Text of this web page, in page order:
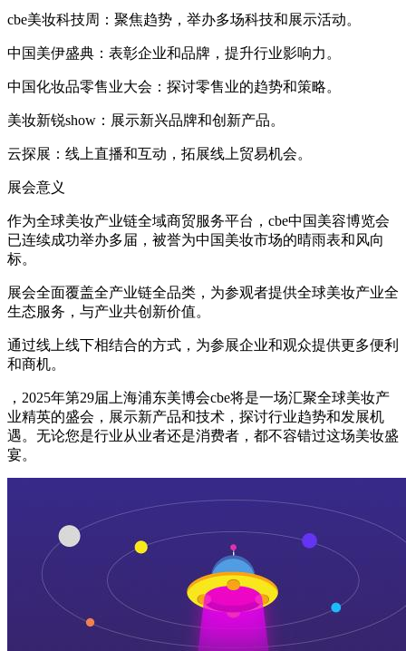
cbe美妆科技周：聚焦趋势，举办多场科技和展示活动。
中国美伊盛典：表彰企业和品牌，提升行业影响力。
中国化妆品零售业大会：探讨零售业的趋势和策略。
美妆新锐show：展示新兴品牌和创新产品。
云探展：线上直播和互动，拓展线上贸易机会。
展会意义
作为全球美妆产业链全域商贸服务平台，cbe中国美容博览会
已连续成功举办多届，被誉为中国美妆市场的晴雨表和风向
标。
展会全面覆盖全产业链全品类，为参观者提供全球美妆产业全
生态服务，与产业共创新价值。
通过线上线下相结合的方式，为参展企业和观众提供更多便利
和商机。
，2025年第29届上海浦东美博会cbe将是一场汇聚全球美妆产
业精英的盛会，展示新产品和技术，探讨行业趋势和发展机
遇。无论您是行业从业者还是消费者，都不容错过这场美妆盛
宴。